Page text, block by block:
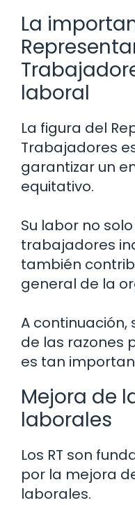
La
laboral
La figura del
Trabajadores
garantizar un
equitativo.
Su labor no
trabajadores
también
general de la
A
de las razones
es tan
Mejora de
laborales
Los RT son
por la mejora
laborales.